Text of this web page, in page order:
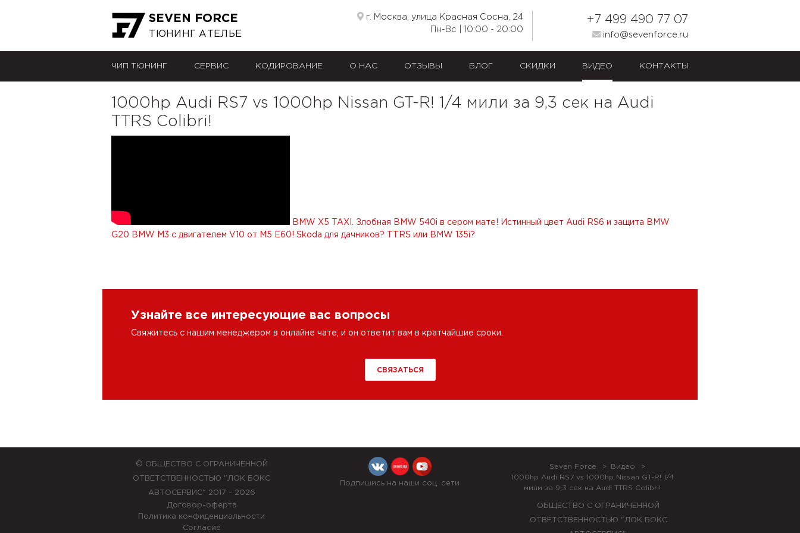
SEVEN FORCE
ТЮНИНГ АТЕЛЬЕ
г. Москва, улица Красная Сосна, 24
Пн-Вс | 10:00 - 20:00
+7 499 490 77 07
info@sevenforce.ru
ЧИП ТЮНИНГ СЕРВИС КОДИРОВАНИЕ О НАС ОТЗЫВЫ БЛОГ СКИДКИ ВИДЕО КОНТАКТЫ
1000hp Audi RS7 vs 1000hp Nissan GT-R! 1/4 мили за 9,3 сек на Audi
TTRS Colibri!
BMW X5 TAXI. Злобная BMW 540i в сером мате! Истинный цвет Audi RS6 и защита BMW
G20
BMW М3 с двигателем V10 от M5 E60! Skoda для дачников? TTRS или BMW 135i?
Узнайте все интересующие вас вопросы
Свяжитесь с нашим менеджером в онлайне чате, и он ответит вам в кратчайшие сроки.
СВЯЗАТЬСЯ
© ОБЩЕСТВО С ОГРАНИЧЕННОЙ
ОТВЕТСТВЕННОСТЬЮ "ЛОК БОКС
АВТОСЕРВИС" 2017 - 2026
Договор-оферта
Политика конфиденциальности
Согласие
Подпишись на наши соц. сети
Seven Force
Видео
1000hp Audi RS7 vs 1000hp Nissan GT-R! 1/4
мили за 9,3 сек на Audi TTRS Colibri!
ОБЩЕСТВО С ОГРАНИЧЕННОЙ
ОТВЕТСТВЕННОСТЬЮ "ЛОК БОКС